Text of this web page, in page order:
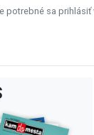
potrebné sa prihlásiť